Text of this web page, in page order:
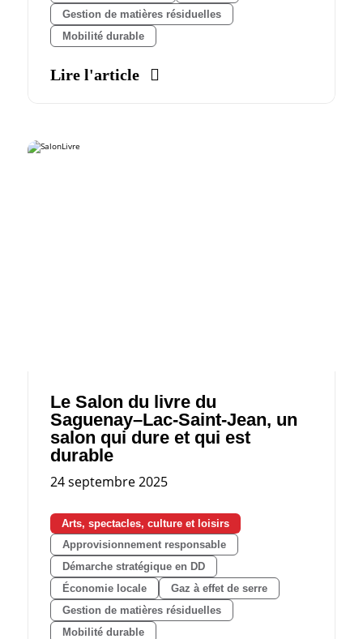
Gestion de matières résiduelles
Mobilité durable
Lire l'article
Le Salon du livre du
Saguenay–Lac-Saint-Jean, un
salon qui dure et qui est
durable
24 septembre 2025
Arts, spectacles, culture et loisirs
Approvisionnement responsable
Démarche stratégique en DD
Économie locale
Gaz à effet de serre
Gestion de matières résiduelles
Mobilité durable